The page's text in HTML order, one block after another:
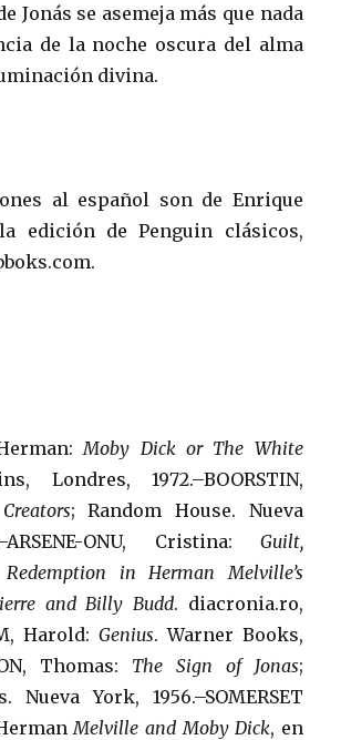
Jonás se asemeja más que nada
de la noche oscura del alma
divina.
al español son de Enrique
edición de Penguin clásicos,
Moby Dick or The White
Londres, 1972.–BOORSTIN,
; Random House. Nueva
ONU, Cristina: Guilt,
in Herman Melville’s
and Billy Budd. diacronia.ro,
Harold: Genius. Warner Books,
Thomas: The Sign of Jonas;
Nueva York, 1956.–SOMERSET
Melville and Moby Dick, en